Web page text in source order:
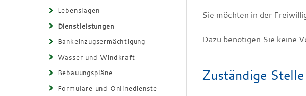
Lebenslagen
Dienstleistungen
Bankeinzugsermächtigung
Wasser und Windkraft
Bebauungspläne
Formulare und Onlinedienste
Sie möchten in der
Dazu benötigen Sie keine
Zuständige Stelle